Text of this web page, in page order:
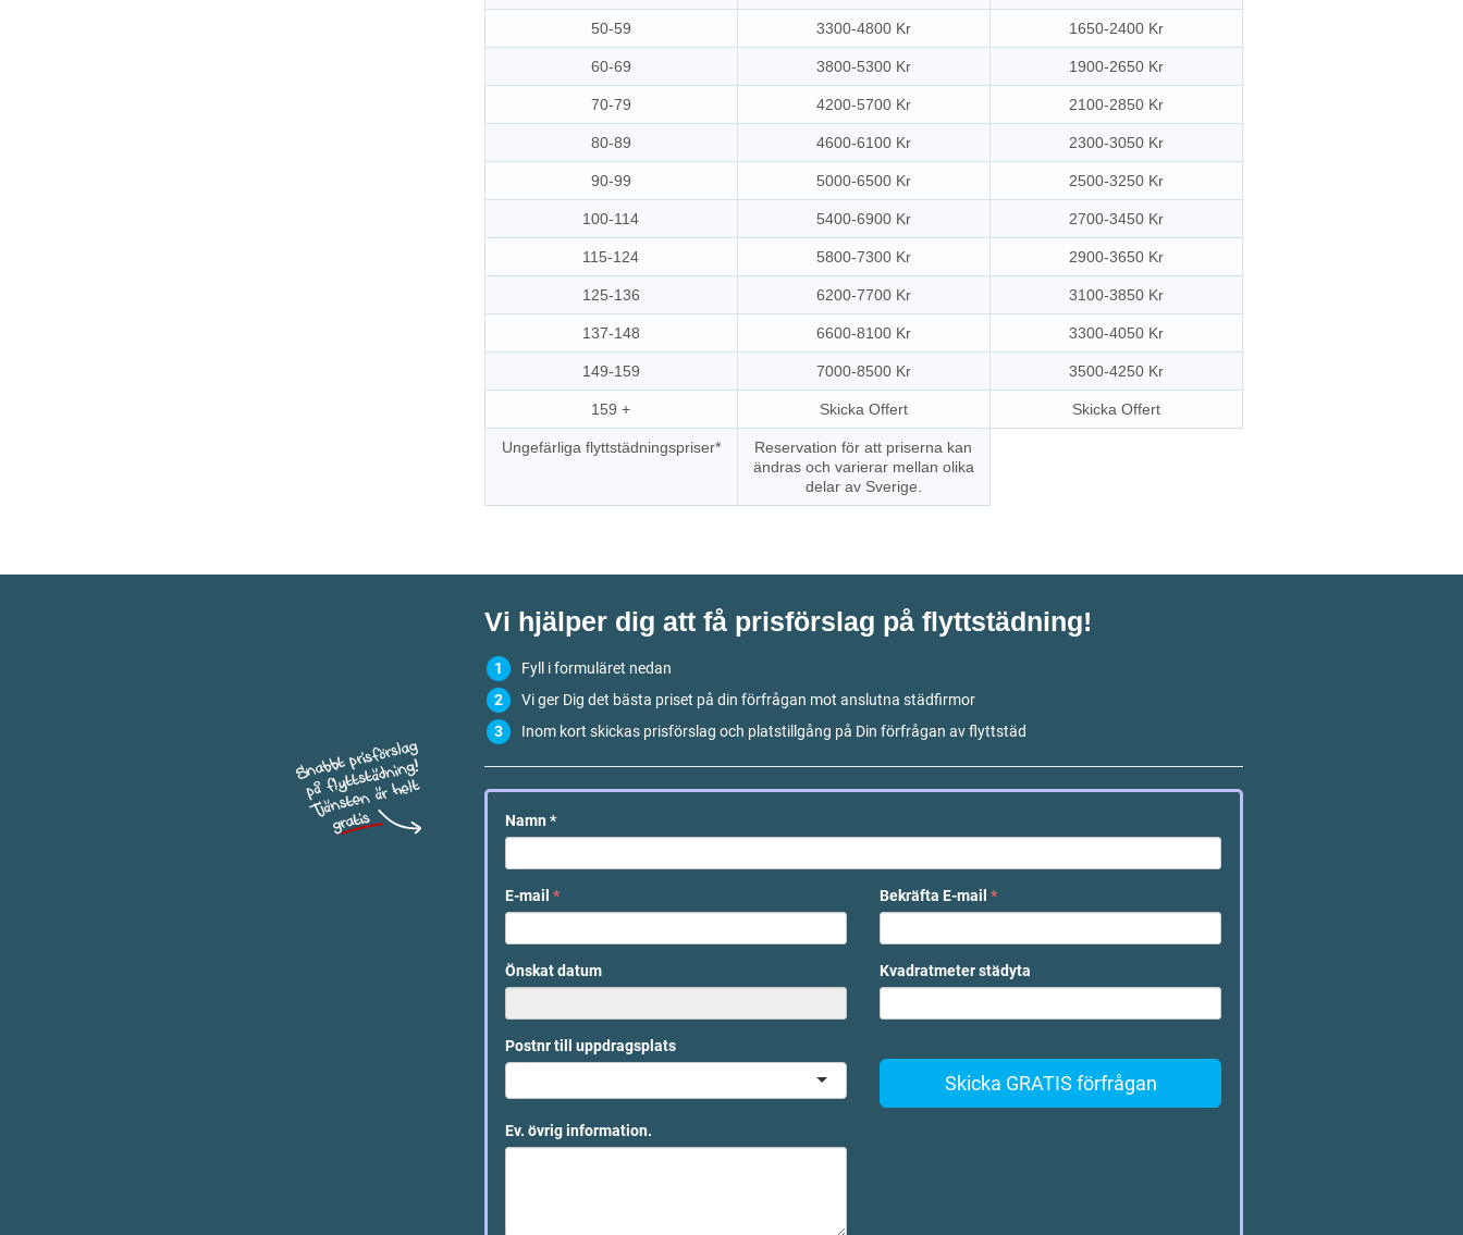
50-59 3300-4800 Kr 1650-2400 Kr
60-69 3800-5300 Kr 1900-2650 Kr
70-79 4200-5700 Kr 2100-2850 Kr
80-89 4600-6100 Kr 2300-3050 Kr
90-99 5000-6500 Kr 2500-3250 Kr
100-114 5400-6900 Kr 2700-3450 Kr
115-124 5800-7300 Kr 2900-3650 Kr
125-136 6200-7700 Kr 3100-3850 Kr
137-148 6600-8100 Kr 3300-4050 Kr
149-159 7000-8500 Kr 3500-4250 Kr
159 + Skicka Offert Skicka Offert
Ungefärliga flyttstädningspriser*
Reservation för att priserna kan
ändras och varierar mellan olika
delar av Sverige.
Vi hjälper dig att få prisförslag på flyttstädning!
Fyll i formuläret nedan
Vi ger Dig det bästa priset på din förfrågan mot anslutna städfirmor
Inom kort skickas prisförslag och platstillgång på Din förfrågan av flyttstäd
Namn*
E-mail* Bekräfta E-mail*
Önskat datum
Postnr till uppdragsplats
Ev. övrig information.
Kvadratmeter städyta
Skicka GRATIS förfrågan